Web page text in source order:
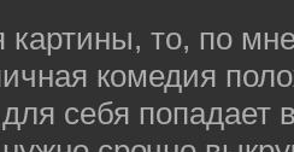
картины, то, по
комедия
себя попадает